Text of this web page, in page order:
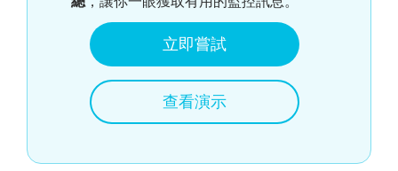
立即嘗試
查看演示